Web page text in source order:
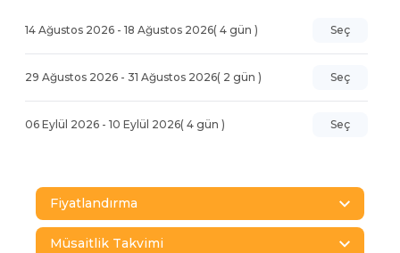
14 Ağustos 2026 - 18 Ağustos 2026( 4 gün ) Seç
29 Ağustos 2026 - 31 Ağustos 2026( 2 gün ) Seç
06 Eylül 2026 - 10 Eylül 2026( 4 gün ) Seç
Fiyatlandırma
Müsaitlik Takvimi